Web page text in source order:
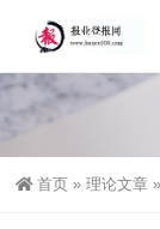
首页 » 理论文章 »